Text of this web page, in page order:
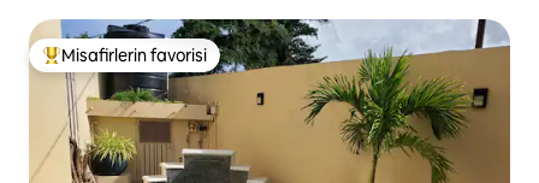
Misafirlerin favorilerinden en beğenilenler arasında
Misafirlerin favorisi